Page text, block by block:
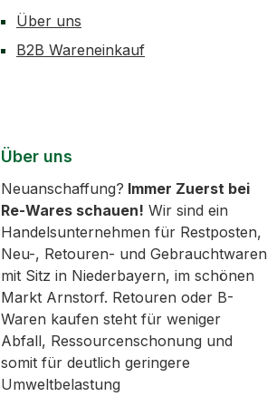
Über uns
B2B Wareneinkauf
Über uns
Neuanschaffung? Immer Zuerst bei
Re-Wares schauen! Wir sind ein
Handelsunternehmen für Restposten,
Neu-, Retouren- und Gebrauchtwaren
mit Sitz in Niederbayern, im schönen
Markt Arnstorf. Retouren oder B-
Waren kaufen steht für weniger
Abfall, Ressourcenschonung und
somit für deutlich geringere
Umweltbelastung